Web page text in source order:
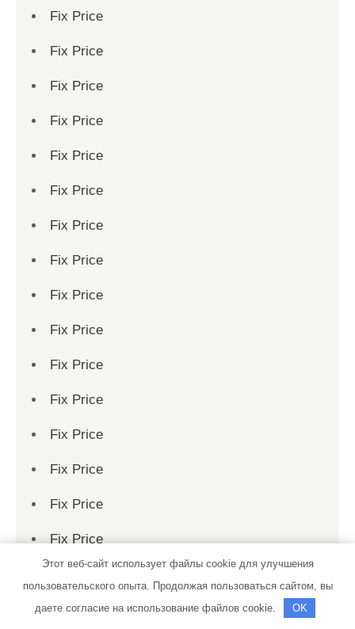
Fix Price
Fix Price
Fix Price
Fix Price
Fix Price
Fix Price
Fix Price
Fix Price
Fix Price
Fix Price
Fix Price
Fix Price
Fix Price
Fix Price
Fix Price
Fix Price
Fix Price
Этот веб-сайт использует файлы cookie для улучшения
пользовательского опыта. Продолжая пользоваться сайтом, вы
даете согласие на использование файлов cookie.
OK